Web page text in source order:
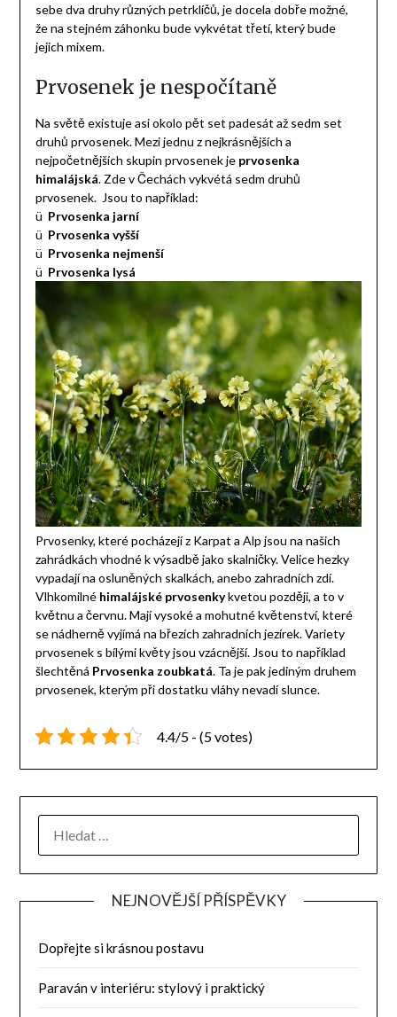
sebe dva druhy různých petrklíčů, je docela dobře možné,
že na stejném záhonku bude vykvétat třetí, který bude
jejich mixem.
Prvosenek je nespočítaně
Na světě existuje asi okolo pět set padesát až sedm set
druhů prvosenek. Mezi jednu z nejkrásnějších a
nejpočetnějších skupin prvosenek je prvosenka
himalájská. Zde v Čechách vykvétá sedm druhů
prvosenek. Jsou to například:
ü Prvosenka jarní
ü Prvosenka vyšší
ü Prvosenka nejmenší
ü Prvosenka lysá
Prvosenky, které pocházejí z Karpat a Alp jsou na našich
zahrádkách vhodné k výsadbě jako skalničky. Velice hezky
vypadají na osluněných skalkách, anebo zahradních zdí.
Vlhkomilné himalájské prvosenkykvetou později, a to v
květnu a červnu. Mají vysoké a mohutné květenství, které
se nádherně vyjímá na březích zahradních jezírek. Variety
prvosenek s bílými květy jsou vzácnější. Jsou to například
šlechtěná Prvosenka zoubkatá. Ta je pak jediným druhem
prvosenek, kterým při dostatku vláhy nevadí slunce.
4.4/5 - (5 votes)
NEJNOVĚJŠÍ PŘÍSPĚVKY
Dopřejte si krásnou postavu
Paraván v interiéru: stylový i praktický